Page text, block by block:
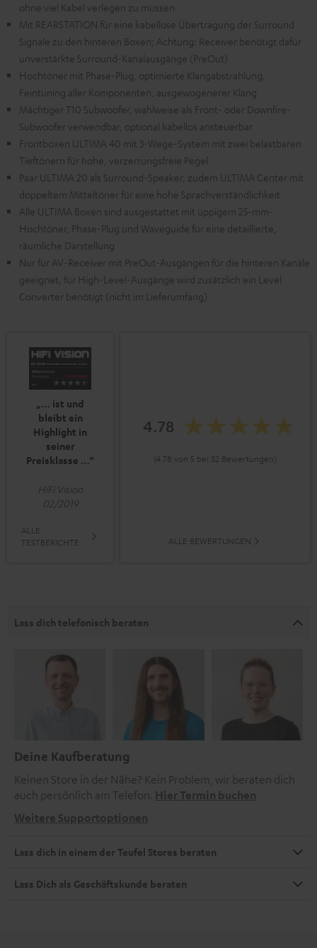
ohne viel Kabel verlegen zu müssen
Mit REARSTATION für eine kabellose Übertragung der Surround
Signale zu den hinteren Boxen; Achtung: Receiver benötigt dafür
unverstärkte Surround-Kanalausgänge (PreOut)
Hochtöner mit Phase-Plug, optimierte Klangabstrahlung,
Feintuning aller Komponenten, ausgewogenerer Klang
Mächtiger T10 Subwoofer, wahlweise als Front- oder Downfire-
Subwoofer verwendbar, optional kabellos ansteuerbar
Frontboxen ULTIMA 40 mit 3-Wege-System mit zwei belastbaren
Tieftönern für hohe, verzerrungsfreie Pegel
Paar ULTIMA 20 als Surround-Speaker, zudem ULTIMA Center mit
doppeltem Mitteltöner für eine hohe Sprachverständlichkeit
Alle ULTIMA Boxen sind ausgestattet mit üppigem 25-mm-
Hochtöner, Phase-Plug und Waveguide für eine detaillierte,
räumliche Darstellung
Nur für AV-Receiver mit PreOut-Ausgängen für die hinteren Kanäle
geeignet, für High-Level-Ausgänge wird zusätzlich ein Level
Converter benötigt (nicht im Lieferumfang)
„… ist und
bleibt ein
Highlight in
seiner
Preisklasse …“
HiFi Vision
02/2019
ALLE
TESTBERICHTE
4.78
(4.78 von 5 bei 32 Bewertungen)
ALLE BEWERTUNGEN
Lass dich telefonisch beraten
Deine Kaufberatung
Keinen Store in der Nähe? Kein Problem, wir beraten dich
auch persönlich am Telefon. Hier Termin buchen
Weitere Supportoptionen
Lass dich in einem der Teufel Stores beraten
Lass Dich als Geschäftskunde beraten